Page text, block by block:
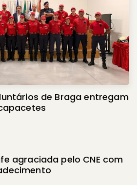
de Braga entregam
pelo CNE com